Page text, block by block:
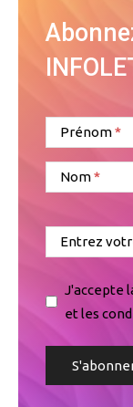
Prénom
Nom
Entrez
J'accepte
et les